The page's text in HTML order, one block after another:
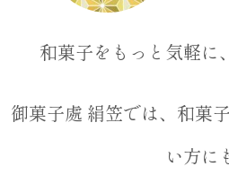
和菓子をもっと気軽に
御菓子處 絹笠では、和菓
い方に